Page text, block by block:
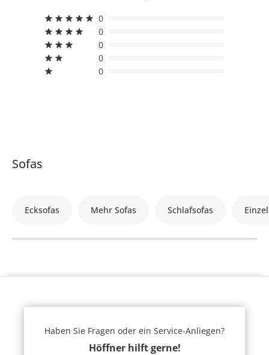
0
0
0
0
0
Sofas
Ecksofas Mehr Sofas Schlafsofas
Haben Sie Fragen oder ein Service-Anliegen?
Höffner hilft gerne!